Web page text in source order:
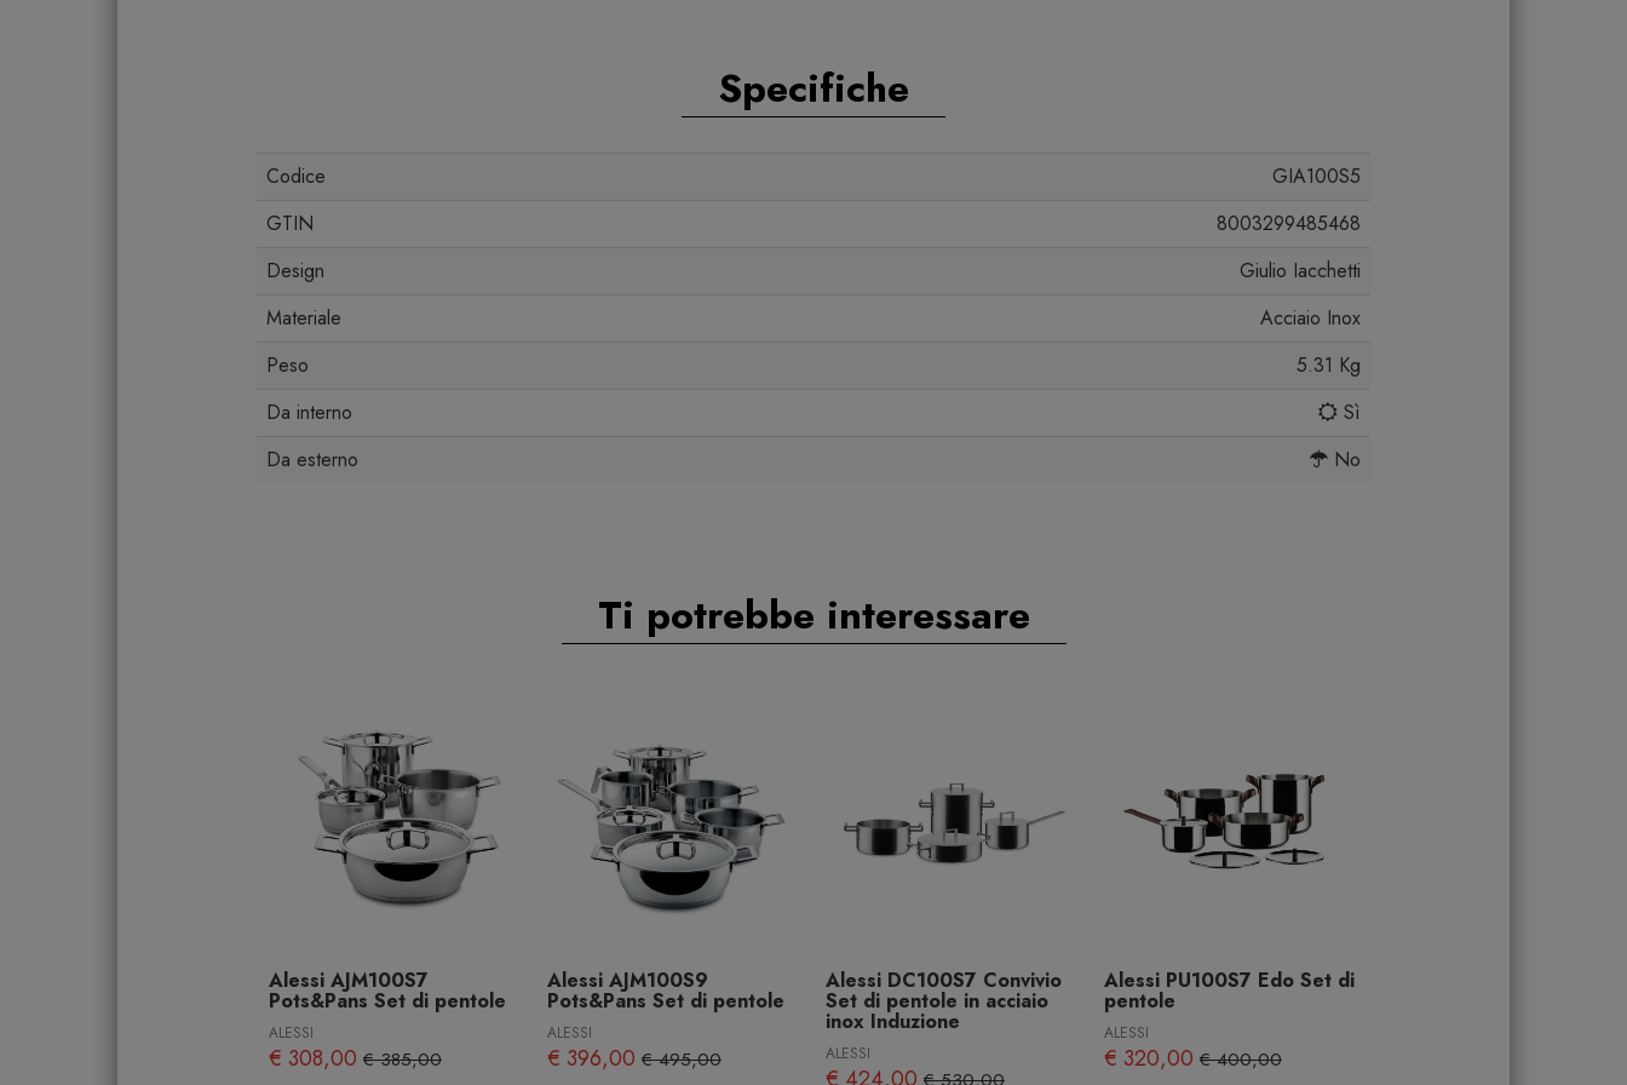
Specifiche
Codice
GIA100S5
GTIN
8003299485468
Design
Giulio Iacchetti
Materiale
Acciaio Inox
Peso
5.31 Kg
Da interno
Sì
Da esterno
No
Ti potrebbe interessare
Alessi AJM100S7
Pots&Pans Set di pentole
ALESSI
€ 308,00 € 385,00
Alessi AJM100S9
Pots&Pans Set di pentole
ALESSI
€ 396,00 € 495,00
Alessi DC100S7 Convivio
Set di pentole in acciaio
inox Induzione
ALESSI
Alessi PU100S7 Edo Set di
pentole
ALESSI
€ 320,00 € 400,00